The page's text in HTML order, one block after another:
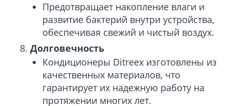
Предотвращает накопление влаги и
развитие бактерий внутри устройства,
обеспечивая свежий и чистый воздух.
Долговечность
Кондиционеры Ditreex изготовлены из
качественных материалов, что
гарантирует их надежную работу на
протяжении многих лет.